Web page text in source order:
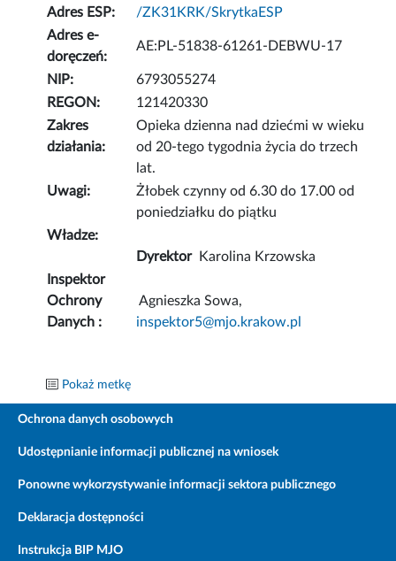
Adres ESP:
/ZK31KRK/SkrytkaESP
Adres e-
doręczeń:
AE:PL-51838-61261-DEBWU-17
NIP:
6793055274
REGON:
121420330
Zakres
działania:
Opieka dzienna nad dziećmi w wieku
od 20-tego tygodnia życia do trzech
lat.
Uwagi:
Żłobek czynny od 6.30 do 17.00 od
poniedziałku do piątku
Władze:
DyrektorKarolina Krzowska
Inspektor
Ochrony
Danych :
Agnieszka Sowa,
inspektor5@mjo.krakow.pl
Pokaż metkę
Ochrona danych osobowych
Udostępnianie informacji publicznej na wniosek
Ponowne wykorzystywanie informacji sektora publicznego
Deklaracja dostępności
Instrukcja BIP MJO